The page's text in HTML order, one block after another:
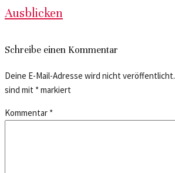
Ausblicken
Schreibe einen Kommentar
Deine E-Mail-Adresse wird nicht veröffentlicht.
sind mit *markiert
Kommentar *